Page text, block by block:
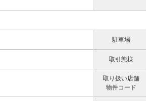
駐車場
取引態様
取り扱い店舗
物件コード